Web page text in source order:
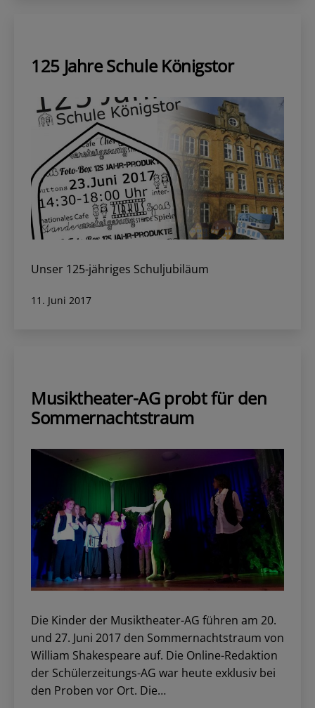
125 Jahre Schule Königstor
Unser 125-jähriges Schuljubiläum
Veröffentlicht
11. Juni 2017
Musiktheater-AG probt für den
Sommernachtstraum
Die Kinder der Musiktheater-AG führen am 20.
und 27. Juni 2017 den Sommernachtstraum von
William Shakespeare auf. Die Online-Redaktion
der Schülerzeitungs-AG war heute exklusiv bei
den Proben vor Ort. Die…